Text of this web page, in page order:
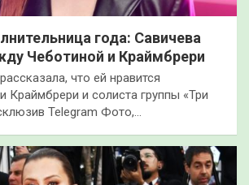
года: Савичева
Чеботиной и Краймбрери
что ей нравится
Краймбрери и солиста группы «Три
Telegram Фото,…